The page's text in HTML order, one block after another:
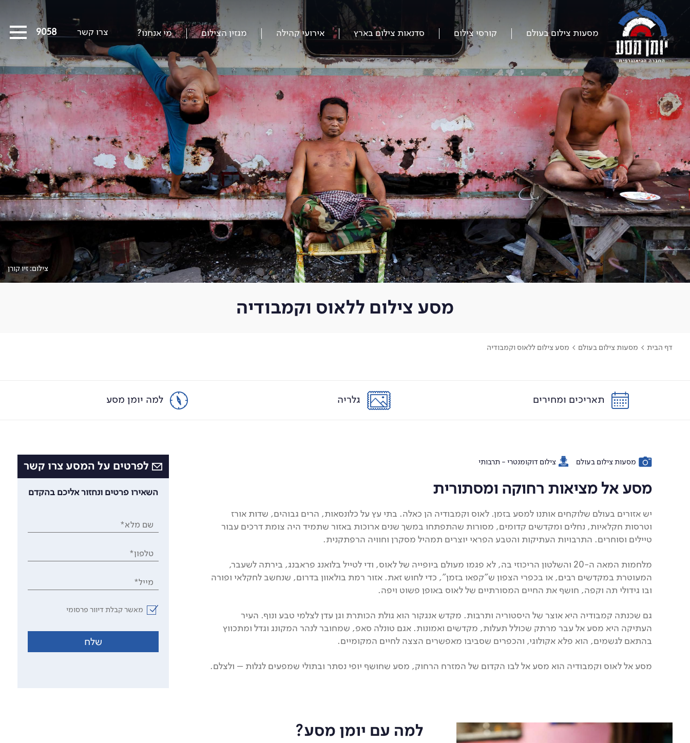
התפריט
מסעות צילום בעולם קורסי צילום סדנאות צילום בארץ אירועי קהילה מגזין הצילום מי אנחנו? צרו קשר 03-5639058
כל המסעות הקרובים
מסעות שייט
הפרויקטים החברתיים שלנו
סיפורים מבעד לעדשה
כתבו עלינו
על צילום וצלמים
קול קורא
צילום: זיו קורן
מסע צילום ללאוס וקמבודיה
דף הבית > מסעות צילום בעולם > מסע צילום ללאוס וקמבודיה
תאריכים ומחירים גלריה למה יומן מסע
מסעות צילום בעולם צילום דוקומנטרי - תרבותי
מסע אל מציאות רחוקה ומסתורית
יש אזורים בעולם שלוקחים אותנו למסע בזמן. לאוס וקמבודיה הן כאלה. בתי עץ על כלונסאות, הרים גבוהים, שדות אורז
וטרסות חקלאיות, נחלים ומקדשים קדומים, מסורות שהתפתחו במשך שנים ארוכות באזור שתמיד היה צומת דרכים עבור
טיילים וסוחרים. התרבויות העתיקות והטבע הפראי יוצרים תמהיל מסקרן וחוויה הרפתקנית.
מלחמות המאה ה-20 והשלטון הריכוזי בה, לא פגמו מעולם ביופייה של לאוס, ודי לטייל בלואנג פראבנג, בירתה לשעבר,
המעוטרת במקדשים רבים, או בכפרי הצפון ש"קפאו בזמן", כדי לחוש זאת. אזור רמת בולאוון בדרום, שנחשב לחקלאי ופורה
ובו גידולי תה וקפה, חושף את החיים המסורתיים של לאוס באופן פשוט ויפה.
גם שכנתה קמבודיה היא אוצר של היסטוריה ותרבות. מקדש אנגקור הוא גולת הכותרת וגן עדן לצלמי טבע ונוף. העיר
העתיקה היא מסע אל עבר מרתק שכולל תעלות, מקדשים ואמונות. אגם טונלה סאפ, שמחובר לנהר המקונג וגדל ומתכווץ
בהתאם לגשמים, הוא פלא אקולוגי, והכפרים שסביבו מאפשרים הצצה לחיים המקומיים.
מסע אל לאוס וקמבודיה הוא מסע אל לבו הקדום של המזרח הרחוק, מסע שחושף יופי נסתר ובתולי שמפעים לגלות – ולצלם.
לפרטים על המסע צרו קשר
השאירו פרטים ונחזור אליכם בהקדם
שם מלא*
טלפון*
מייל*
מאשר קבלת דיוור פרסומי
שלח
למה עם יומן מסע?